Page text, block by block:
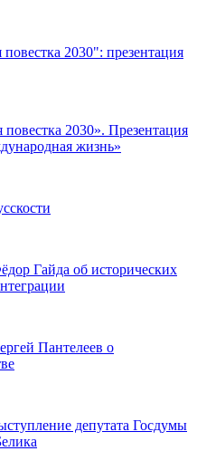
2030": презентация
повестка 2030». Презентация
жизнь»
Гайда об исторических
Пантелеев о
депутата Госдумы